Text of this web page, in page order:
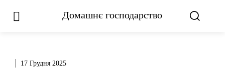
Домашнє господарство
17 Грудня 2025